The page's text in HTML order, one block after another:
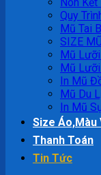
Quy
Mũ Tai
SIZE
Mũ
Mũ Lưỡi
In Mũ
Mũ Du
In Mũ
Size Áo,Màu
Thanh Toán
Tin Tức